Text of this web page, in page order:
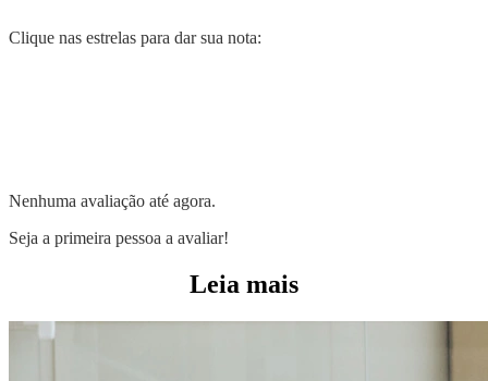
Clique nas estrelas para dar sua nota:
Nenhuma avaliação até agora.
Seja a primeira pessoa a avaliar!
Leia mais